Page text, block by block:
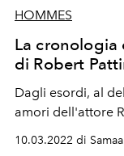
HOMMES
La
di Robert
Dagli esordi, al
amori dell'attore
10.03.2022 di